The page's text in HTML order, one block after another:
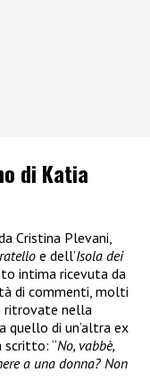
di Katia
Cristina Plevani,
e dell’Isola dei
intima ricevuta da
di commenti, molti
ritrovate nella
quello di un’altra ex
scritto: “No, vabbè,
a una donna? Non